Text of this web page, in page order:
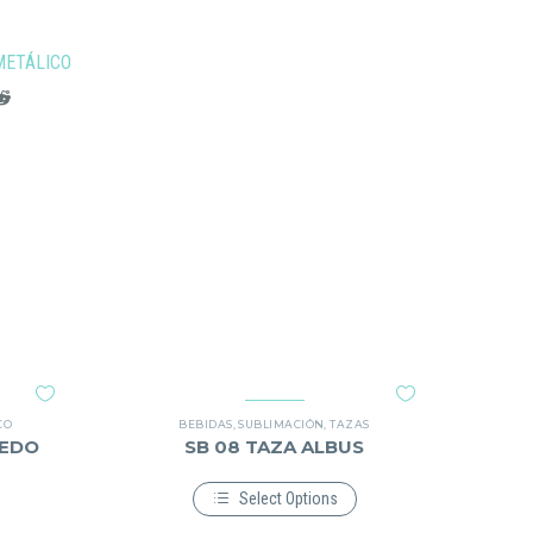
BEBIDAS ,SUBLIMACIÓN ,TAZAS
SB 08 TAZA ALBUS
Select Options
Este